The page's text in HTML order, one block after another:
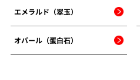
エメラルド（翠玉）
オパール（蛋白石）